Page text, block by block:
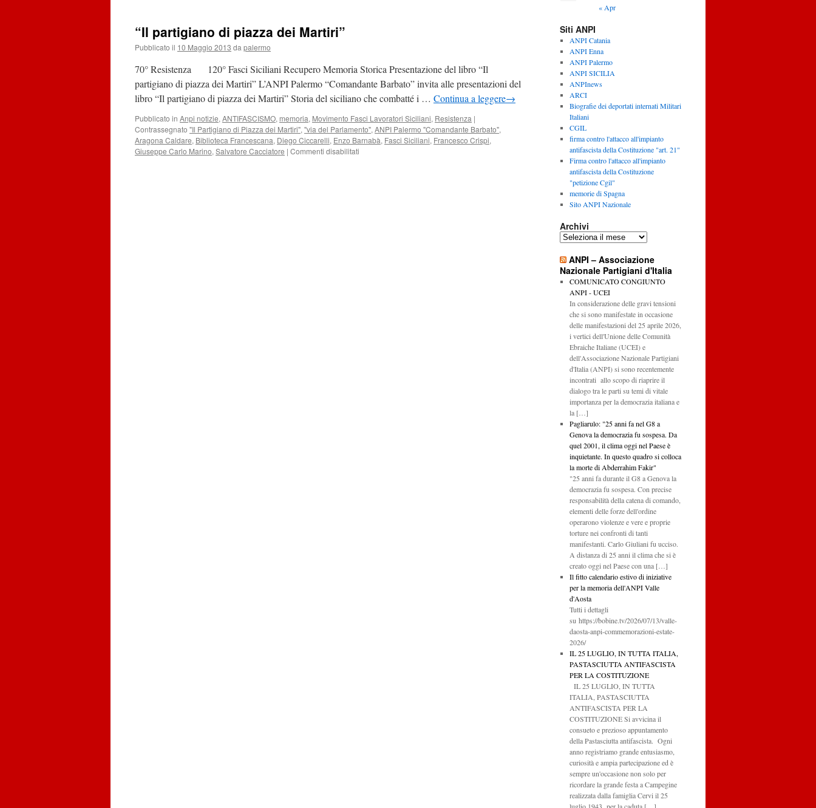
alla
via
del
Parlamento
Palermo
“Il partigiano di piazza dei Martiri”
Pubblicato il 10 Maggio 2013 da palermo
70° Resistenza 120° Fasci Siciliani Recupero Memoria Storica Presentazione del libro “Il
partigiano di piazza dei Martiri” L’ANPI Palermo “Comandante Barbato” invita alle presentazioni del
libro “Il partigiano di piazza dei Martiri” Storia del siciliano che combatté i … Continua a leggere→
Pubblicato in Anpi notizie, ANTIFASCISMO, memoria, Movimento Fasci Lavoratori Siciliani, Resistenza |
Contrassegnato "Il Partigiano di Piazza dei Martiri", "via del Parlamento", ANPI Palermo "Comandante Barbato",
Aragona Caldare, Biblioteca Francescana, Diego Ciccarelli, Enzo Barnabà, Fasci Siciliani, Francesco Crispi,
Giuseppe Carlo Marino, Salvatore Cacciatore | Commenti disabilitati
« Apr
Siti ANPI
ANPI Catania
ANPI Enna
ANPI Palermo
ANPI SICILIA
ANPInews
ARCI
Biografie dei deportati internati Militari
Italiani
CGIL
firma contro l'attacco all'impianto
antifascista della Costituzione "art. 21"
Firma contro l'attacco all'impianto
antifascista della Costituzione
"petizione Cgil"
memorie di Spagna
Sito ANPI Nazionale
Archivi
Archivi
ANPI – Associazione
Nazionale Partigiani d'Italia
COMUNICATO CONGIUNTO
ANPI - UCEI
In considerazione delle gravi tensioni
che si sono manifestate in occasione
delle manifestazioni del 25 aprile 2026,
i vertici dell'Unione delle Comunità
Ebraiche Italiane (UCEI) e
dell'Associazione Nazionale Partigiani
d'Italia (ANPI) si sono recentemente
incontrati allo scopo di riaprire il
dialogo tra le parti su temi di vitale
importanza per la democrazia italiana e
la […]
Pagliarulo: "25 anni fa nel G8 a
Genova la democrazia fu sospesa. Da
quel 2001, il clima oggi nel Paese è
inquietante. In questo quadro si colloca
la morte di Abderrahim Fakir"
"25 anni fa durante il G8 a Genova la
democrazia fu sospesa. Con precise
responsabilità della catena di comando,
elementi delle forze dell'ordine
operarono violenze e vere e proprie
torture nei confronti di tanti
manifestanti. Carlo Giuliani fu ucciso.
A distanza di 25 anni il clima che si è
creato oggi nel Paese con una […]
Il fitto calendario estivo di iniziative
per la memoria dell'ANPI Valle
d'Aosta
Tutti i dettagli
su https://bobine.tv/2026/07/13/valle-
daosta-anpi-commemorazioni-estate-
2026/
IL 25 LUGLIO, IN TUTTA ITALIA,
PASTASCIUTTA ANTIFASCISTA
PER LA COSTITUZIONE
IL 25 LUGLIO, IN TUTTA
ITALIA, PASTASCIUTTA
ANTIFASCISTA PER LA
COSTITUZIONE Si avvicina il
consueto e prezioso appuntamento
della Pastasciutta antifascista. Ogni
anno registriamo grande entusiasmo,
curiosità e ampia partecipazione ed è
sempre un'occasione non solo per
ricordare la grande festa a Campegine
realizzata dalla famiglia Cervi il 25
luglio 1943 per la caduta […]